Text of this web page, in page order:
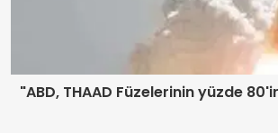
"ABD, THAAD Füzelerinin yüzde